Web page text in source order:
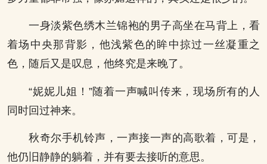
一身淡紫色绣木兰锦袍的男子高坐在马背上，看
着场中央那背影，他浅紫色的眸中掠过一丝凝重之
色，随后又是叹息，他终究是来晚了。
“妮妮儿姐！”随着一声喊叫传来，现场所有的人
同时回过神来。
秋奇尔手机铃声，一声接一声的高歌着，可是，
他仍旧静静的躺着，并有要去接听的意思。